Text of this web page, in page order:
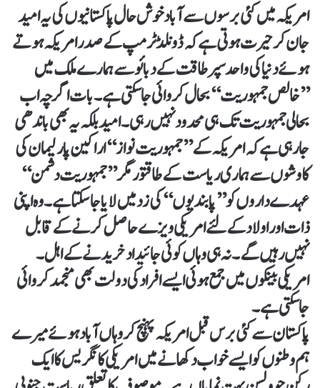
امریکہ میں کئی برسوں سے آباد خوش حال پاکستانیوں کی یہ امید
جان کر حیرت ہوتی ہے کہ ڈونلڈ ٹرمپ کے صدر امریکہ ہوتے
ہوئے دنیا کی واحد سپرطاقت کے دبائو سے ہمارے ملک میں
’’خالص جمہوریت‘‘ بحال کروائی جاسکتی ہے۔ بات اگرچہ اب
بحالی جمہوریت تک ہی محدود نہیں رہی۔ امید بلکہ یہ بھی باندھی
جارہی ہے کہ امریکہ کے ’’جمہوریت نواز‘‘ اراکین پارلیمان کی
کاوشوں سے ہماری ریاست کے طاقتور مگر ’’جمہوریت دشمن‘‘
عہدے داروں کو ’’پابندیوں‘‘ کی زد میں لایاجاسکتا ہے۔ وہ اپنی
ذات اور اولاد کے لئے امریکی ویزے حاصل کرنے کے قابل
نہیں رہیں گے۔ نہ ہی وہاں کوئی جائیداد خریدنے کے اہل۔
امریکی بینکوں میں جمع ہوئی ایسے افراد کی دولت بھی منجمد کروائی
جاسکتی ہے۔
پاکستان سے کئی برس قبل امریکہ پہنچ کر وہاں آباد ہوئے میرے
ہم وطنوں کو ایسے خواب دکھانے میں امریکی کانگریس کا ایک